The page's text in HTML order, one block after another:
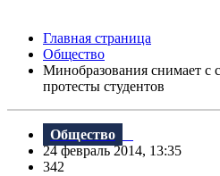
Главная страница
Общество
Минобразования снимает с
протесты студентов
Общество
24 февраль 2014, 13:35
342